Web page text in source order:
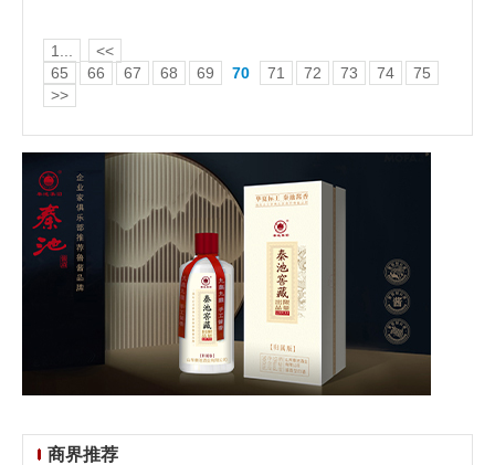
1...
<<
65
66 67 68 69 70 71 72 73 74
75
>>
商界推荐